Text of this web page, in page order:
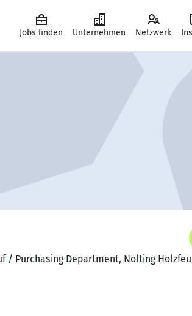
Jobs finden Unternehmen Netzwerk
/ Purchasing Department, Nolting